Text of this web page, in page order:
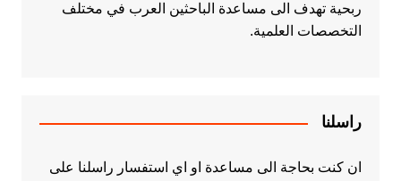
ربحية تهدف الى مساعدة الباحثين العرب في مختلف
التخصصات العلمية.
راسلنا
ان كنت بحاجة الى مساعدة او اي استفسار راسلنا على